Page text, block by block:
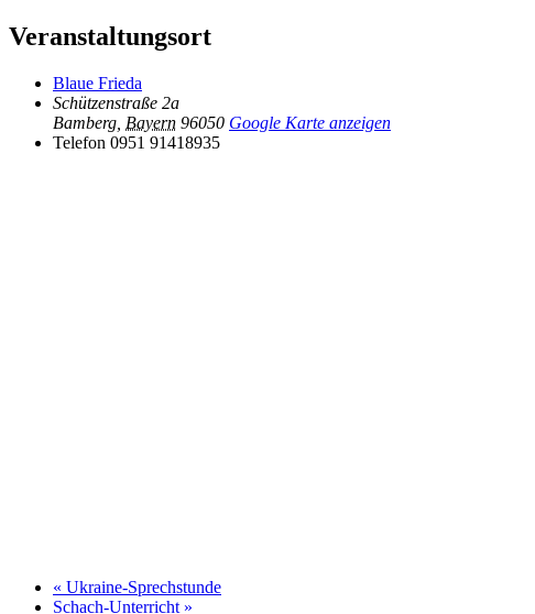
Veranstaltungsort
Blaue Frieda
Schützenstraße 2a
Bamberg Bayern 96050 Google Karte anzeigen
Telefon 0951 91418935
« Ukraine-Sprechstunde
Schach-Unterricht »